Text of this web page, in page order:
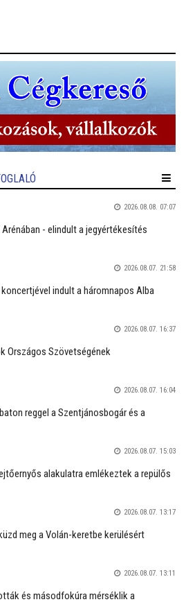
2026.08.08. 07:07
- elindult a jegyértékesítés
2026.08.07. 21:58
indult a háromnapos Alba
2026.08.07. 16:37
Országos Szövetségének
2026.08.07. 16:04
reggel a Szentjánosbogár és a
2026.08.07. 15:03
alakulatra emlékeztek a repülős
2026.08.07. 13:17
meg a Volán-keretbe kerülésért
2026.08.07. 13:11
és másodfokúra mérséklik a